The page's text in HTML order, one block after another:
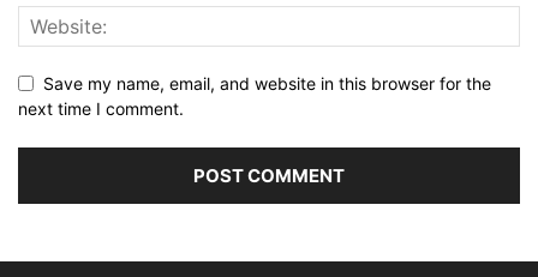
Save my name, email, and website in this browser for the
next time I comment.